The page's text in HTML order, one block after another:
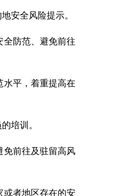
安全风险提示。
全防范、避免前往
平，着重提高在
培训。
前往及驻留高风
者地区存在的安